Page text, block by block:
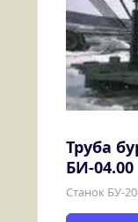
Труба
БИ-04.00
Станок БУ-